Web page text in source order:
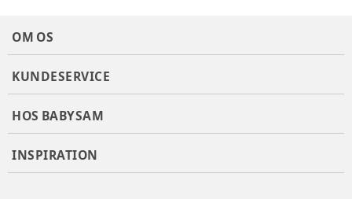
OM OS
KUNDESERVICE
HOS BABYSAM
INSPIRATION